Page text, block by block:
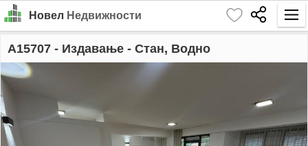
Новел Недвижности
Почетна
Барај
A15707 - Издавање - Стан, Водно